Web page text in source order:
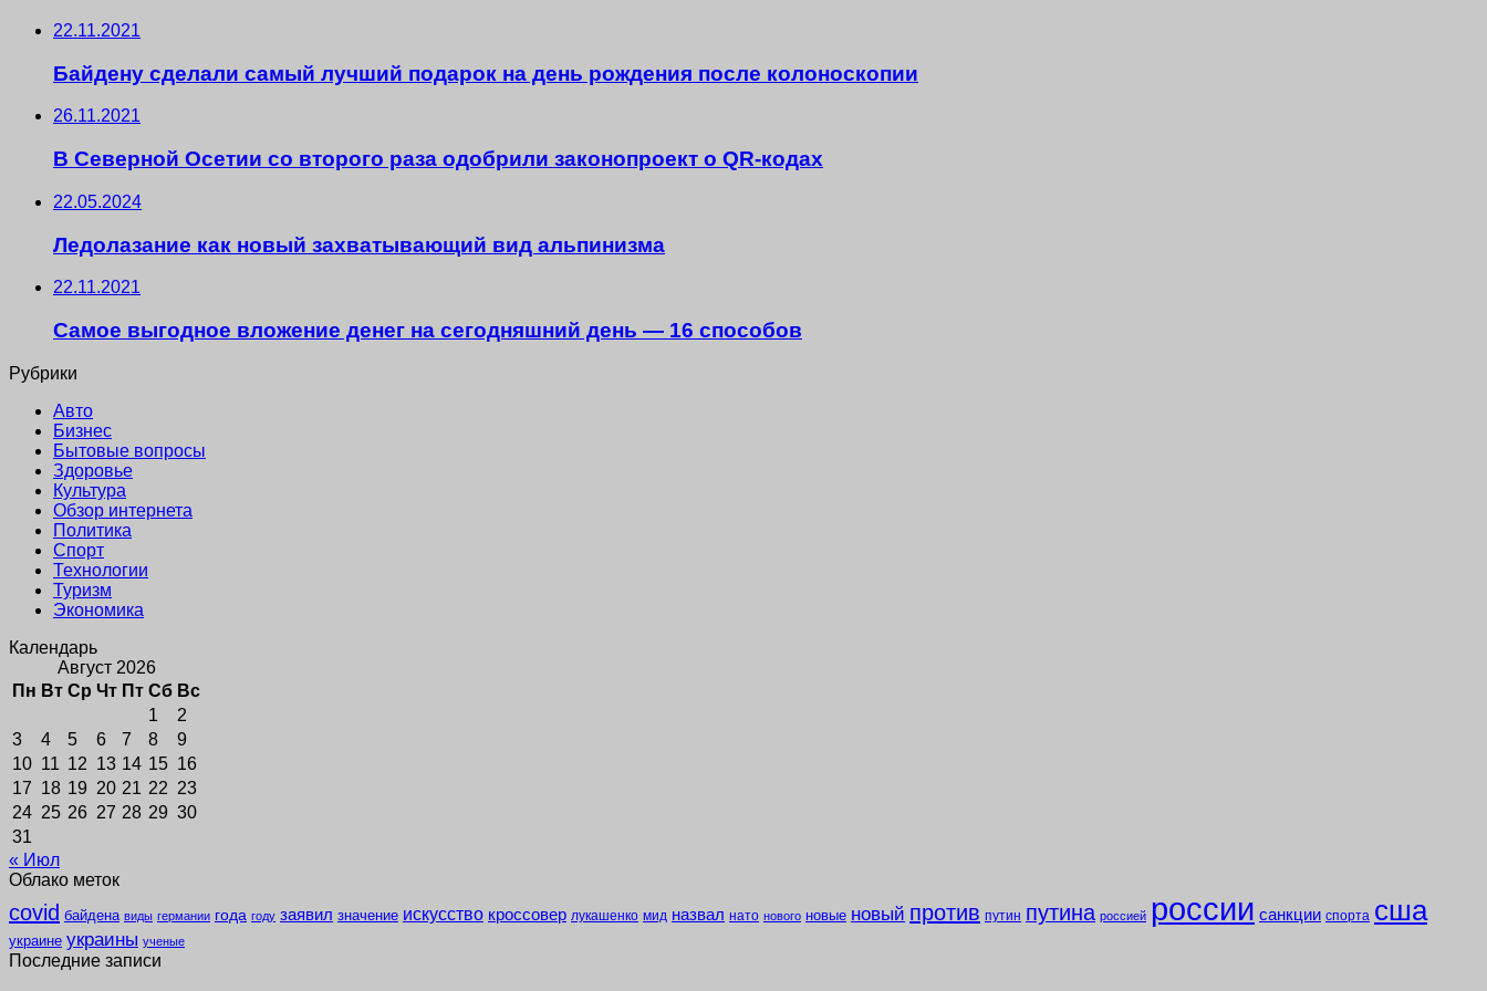
22.11.2021
Байдену сделали самый лучший подарок на день рождения после колоноскопии
26.11.2021
В Северной Осетии со второго раза одобрили законопроект о QR-кодах
22.05.2024
Ледолазание как новый захватывающий вид альпинизма
22.11.2021
Cамое выгодное вложение денег на сегодняшний день — 16 способов
Рубрики
Авто
Бизнес
Бытовые вопросы
Здоровье
Культура
Обзор интернета
Политика
Спорт
Технологии
Туризм
Экономика
Календарь
Август 2026
Пн Вт Ср Чт Пт Сб Вс
1
2
3
4 5 6 7 8
9
10 11 12 13 14 15 16
17 18 19 20 21 22 23
24 25 26 27 28 29 30
31
« Июл
Облако меток
covid байдена виды германии года году заявил значение искусство кроссовер лукашенко мид назвал нато нового новые новый против путин путина россией россии санкции спорта сша
украине украины ученые
Последние записи